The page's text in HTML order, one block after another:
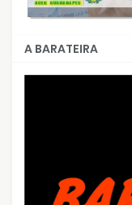
A BARATEIRA